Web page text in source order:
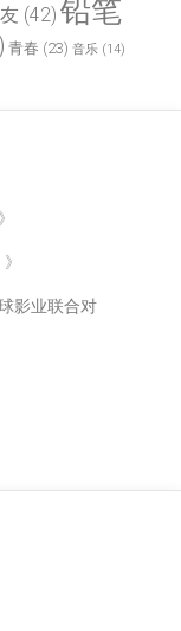
(42) 铅笔
青春 (23) 音乐 (14)
》
》
影业联合对